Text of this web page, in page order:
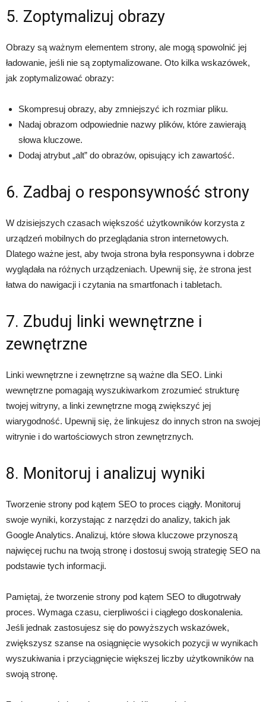
5. Zoptymalizuj obrazy
Obrazy są ważnym elementem strony, ale mogą spowolnić jej
ładowanie, jeśli nie są zoptymalizowane. Oto kilka wskazówek,
jak zoptymalizować obrazy:
Skompresuj obrazy, aby zmniejszyć ich rozmiar pliku.
Nadaj obrazom odpowiednie nazwy plików, które zawierają
słowa kluczowe.
Dodaj atrybut „alt” do obrazów, opisujący ich zawartość.
6. Zadbaj o responsywność strony
W dzisiejszych czasach większość użytkowników korzysta z
urządzeń mobilnych do przeglądania stron internetowych.
Dlatego ważne jest, aby twoja strona była responsywna i dobrze
wyglądała na różnych urządzeniach. Upewnij się, że strona jest
łatwa do nawigacji i czytania na smartfonach i tabletach.
7. Zbuduj linki wewnętrzne i
zewnętrzne
Linki wewnętrzne i zewnętrzne są ważne dla SEO. Linki
wewnętrzne pomagają wyszukiwarkom zrozumieć strukturę
twojej witryny, a linki zewnętrzne mogą zwiększyć jej
wiarygodność. Upewnij się, że linkujesz do innych stron na swojej
witrynie i do wartościowych stron zewnętrznych.
8. Monitoruj i analizuj wyniki
Tworzenie strony pod kątem SEO to proces ciągły. Monitoruj
swoje wyniki, korzystając z narzędzi do analizy, takich jak
Google Analytics. Analizuj, które słowa kluczowe przynoszą
najwięcej ruchu na twoją stronę i dostosuj swoją strategię SEO na
podstawie tych informacji.
Pamiętaj, że tworzenie strony pod kątem SEO to długotrwały
proces. Wymaga czasu, cierpliwości i ciągłego doskonalenia.
Jeśli jednak zastosujesz się do powyższych wskazówek,
zwiększysz szanse na osiągnięcie wysokich pozycji w wynikach
wyszukiwania i przyciągnięcie większej liczby użytkowników na
swoją stronę.